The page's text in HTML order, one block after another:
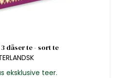
dåser te - sort te
eksklusive teer.